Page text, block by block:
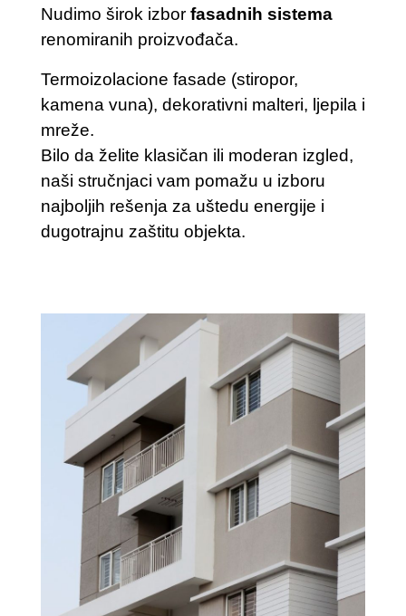
Nudimo širok izbor fasadnih sistema
renomiranih proizvođača.
Termoizolacione fasade (stiropor,
kamena vuna), dekorativni malteri, ljepila i
mreže.
Bilo da želite klasičan ili moderan izgled,
naši stručnjaci vam pomažu u izboru
najboljih rešenja za uštedu energije i
dugotrajnu zaštitu objekta.